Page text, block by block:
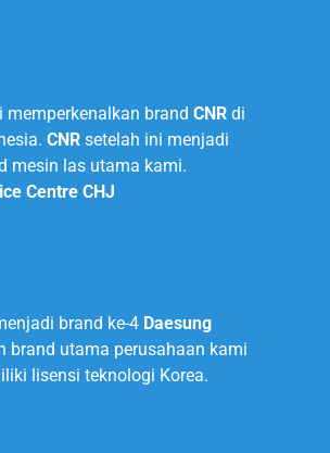
memperkenalkan brand CNR di
CNRsetelah ini menjadi
mesin las utama kami.
Centre CHJ
brand ke-4 Daesung
brand utama perusahaan kami
lisensi teknologi Korea.